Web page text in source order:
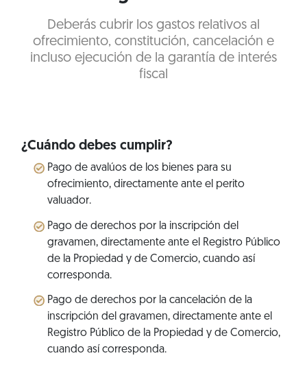
Deberás cubrir los gastos relativos al
ofrecimiento, constitución, cancelación e
incluso ejecución de la garantía de interés
fiscal
¿Cuándo debes cumplir?
Pago de avalúos de los bienes para su
ofrecimiento, directamente ante el perito
valuador.
Pago de derechos por la inscripción del
gravamen, directamente ante el Registro Público
de la Propiedad y de Comercio, cuando así
corresponda.
Pago de derechos por la cancelación de la
inscripción del gravamen, directamente ante el
Registro Público de la Propiedad y de Comercio,
cuando así corresponda.